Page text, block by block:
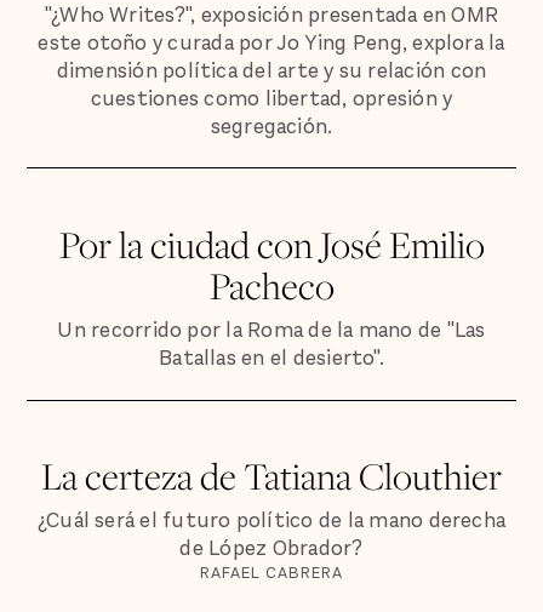
"¿Who Writes?", exposición presentada en OMR
este otoño y curada por Jo Ying Peng, explora la
dimensión política del arte y su relación con
cuestiones como libertad, opresión y
segregación.
Por la ciudad con José Emilio
Pacheco
Un recorrido por la Roma de la mano de "Las
Batallas en el desierto".
La certeza de Tatiana Clouthier
¿Cuál será el futuro político de la mano derecha
de López Obrador?
RAFAEL CABRERA